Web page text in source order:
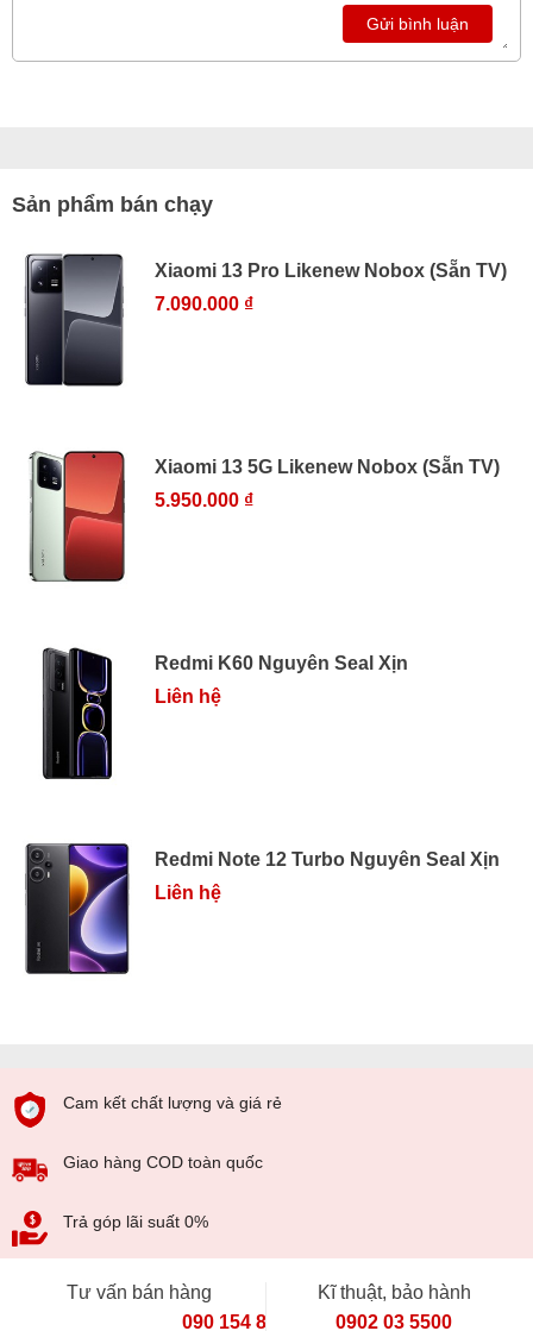
Gửi bình luận
Sản phẩm bán chạy
Xiaomi 13 Pro Likenew Nobox (Sẵn TV)
7.090.000 ₫
Xiaomi 13 5G Likenew Nobox (Sẵn TV)
5.950.000 ₫
Redmi K60 Nguyên Seal Xịn
Liên hệ
Redmi Note 12 Turbo Nguyên Seal Xịn
Liên hệ
Cam kết chất lượng và giá rẻ
Giao hàng COD toàn quốc
Trả góp lãi suất 0%
Tư vấn bán hàng
090 154 8866
Kĩ thuật, bảo hành
0902 03 5500